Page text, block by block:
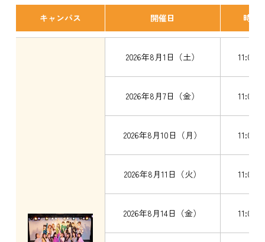
キャンパス 開催日 時間
2026年8月1日（土） 11:00～
2026年8月7日（金） 11:00～
2026年8月10日（月） 11:00～
2026年8月11日（火） 11:00～
2026年8月14日（金） 11:00～